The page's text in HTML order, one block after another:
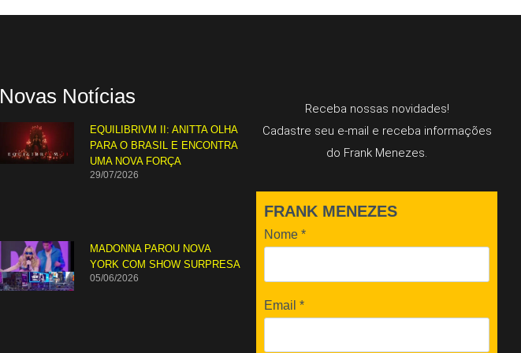
Novas Notícias
EQUILIBRIVM II: ANITTA OLHA
PARA O BRASIL E ENCONTRA
UMA NOVA FORÇA
29/07/2026
MADONNA PAROU NOVA
YORK COM SHOW SURPRESA
05/06/2026
Receba nossas novidades!
Cadastre seu e-mail e receba informações
do Frank Menezes.
FRANK MENEZES
Nome *
Email *